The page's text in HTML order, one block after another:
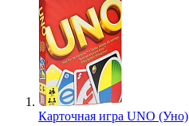
Карточная игра UNO (Уно)